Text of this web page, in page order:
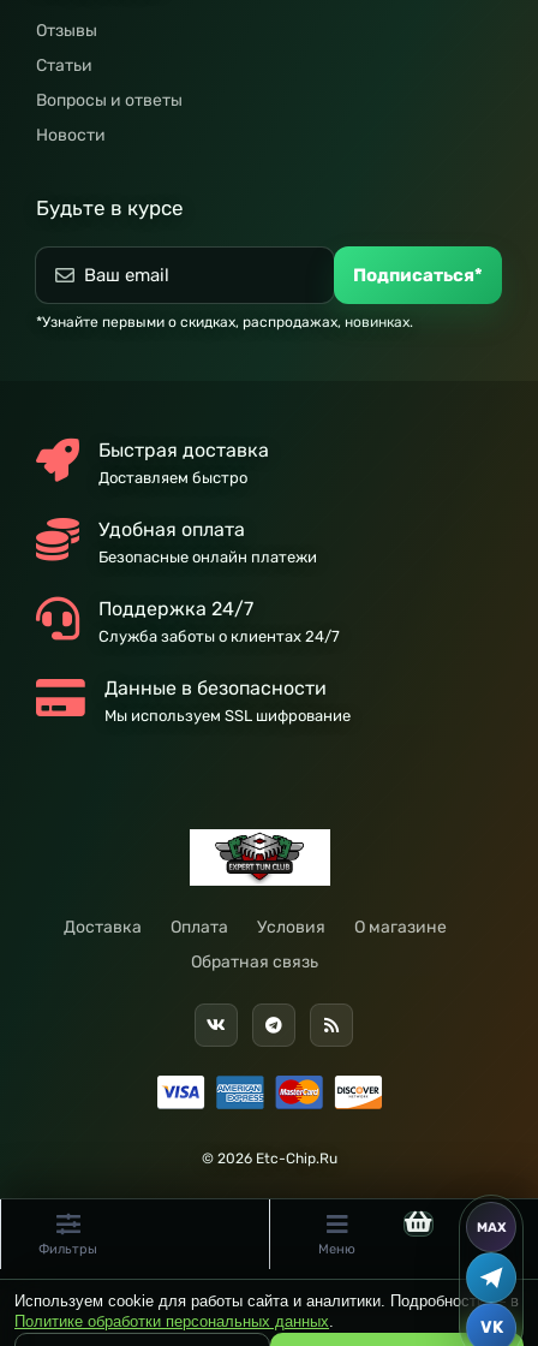
Отзывы
Статьи
Вопросы и ответы
Новости
Будьте в курсе
Подписаться*
*Узнайте первыми о скидках, распродажах, новинках.
Быстрая доставка
Доставляем быстро
Удобная оплата
Безопасные онлайн платежи
Поддержка 24/7
Служба заботы о клиентах 24/7
Данные в безопасности
Мы используем SSL шифрование
Доставка Оплата Условия
О магазине
Обратная связь
© 2026 Etc-Chip.Ru
Фильтры Меню
Используем cookie для работы сайта и аналитики. Подробности — в
Политике обработки персональных данных.